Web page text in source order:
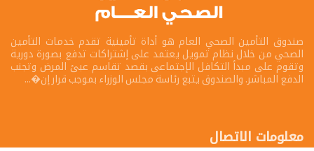
صندوق التأمين الصحي العام هو أداة تأمينية تقدم خدمات التأمين
الصحي من خلال نظام تمويل يعتمد على إشتراكات تدفع بصورة دورية
وتقوم على مبدأ التكافل الإجتماعى بقصد تقاسم عبئ المرض وتجنب
الدفع المباشر. والصندوق يتبع رئاسة مجلس الوزراء بموجب قرار إن�...
معلومات الاتصال